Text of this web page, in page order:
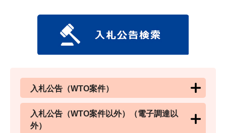
入札公告（WTO案件）
入札公告（WTO案件以外）（電子調達以
外）